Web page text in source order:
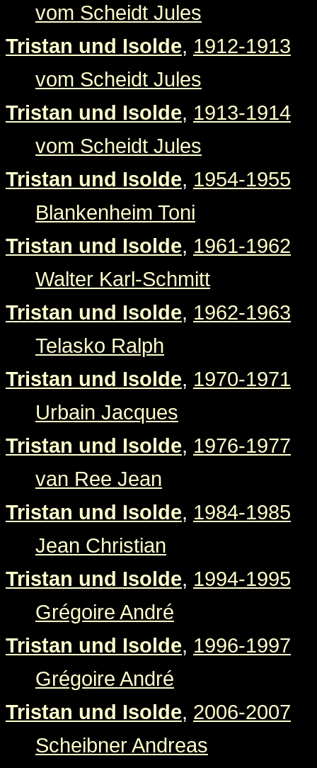
vom Scheidt Jules
Tristan und Isolde, 1912-1913
vom Scheidt Jules
Tristan und Isolde, 1913-1914
vom Scheidt Jules
Tristan und Isolde, 1954-1955
Blankenheim Toni
Tristan und Isolde, 1961-1962
Walter Karl-Schmitt
Tristan und Isolde, 1962-1963
Telasko Ralph
Tristan und Isolde, 1970-1971
Urbain Jacques
Tristan und Isolde, 1976-1977
van Ree Jean
Tristan und Isolde, 1984-1985
Jean Christian
Tristan und Isolde, 1994-1995
Grégoire André
Tristan und Isolde, 1996-1997
Grégoire André
Tristan und Isolde, 2006-2007
Scheibner Andreas